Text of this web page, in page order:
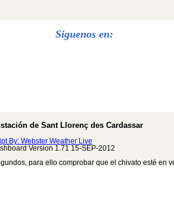
Siguenos en:
de Sant Llorenç des Cardassar
By: Webster Weather Live
Version 1.71 15-SEP-2012
para ello comprobar que el chivato esté en